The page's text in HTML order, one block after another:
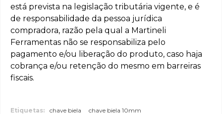
está prevista na legislação tributária vigente, e é
de responsabilidade da pessoa jurídica
compradora, razão pela qual a Martineli
Ferramentas não se responsabiliza pelo
pagamento e/ou liberação do produto, caso haja
cobrança e/ou retenção do mesmo em barreiras
fiscais.
Etiquetas: chave biela
chave biela 10mm